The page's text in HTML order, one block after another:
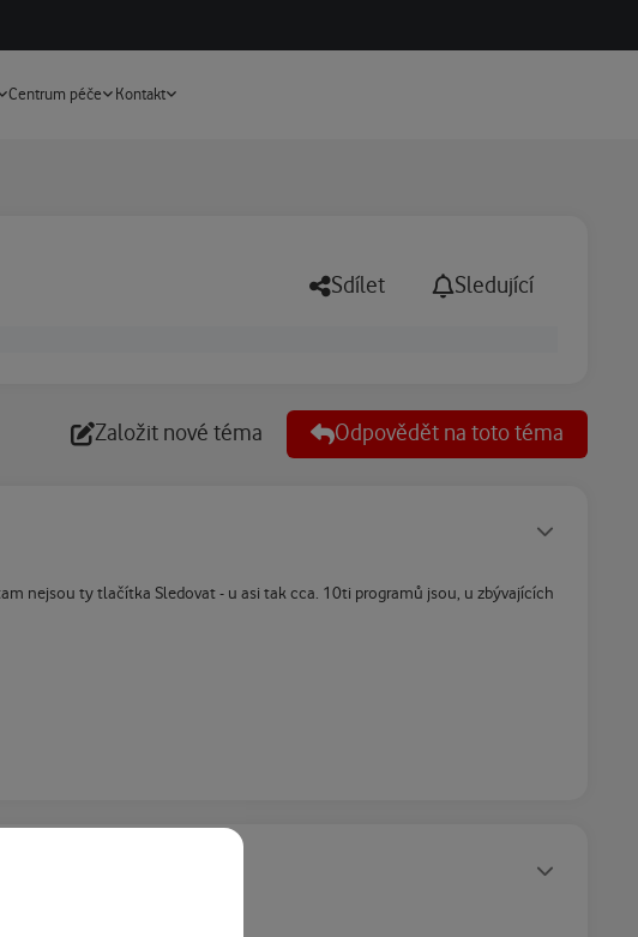
Centrum péče Kontakt
Sdílet Sledující
Založit nové téma Odpovědět na toto téma
nejsou ty tlačítka Sledovat - u asi tak cca. 10ti programů jsou, u zbývajících